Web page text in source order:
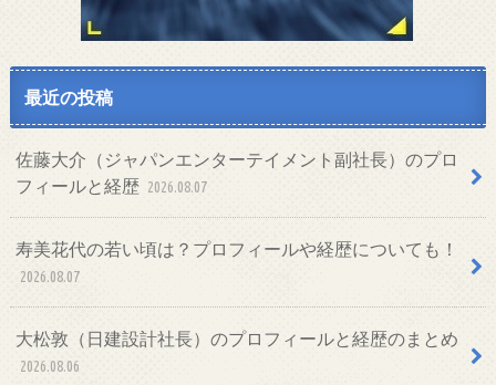
最近の投稿
佐藤大介（ジャパンエンターテイメント副社長）のプロ
フィールと経歴 2026.08.07
寿美花代の若い頃は？プロフィールや経歴についても！
2026.08.07
大松敦（日建設計社長）のプロフィールと経歴のまとめ
2026.08.06